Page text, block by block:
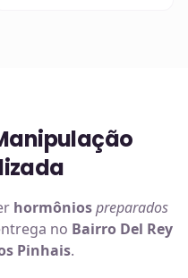
hormônios preparados
no Bairro Del Rey
Pinhais.